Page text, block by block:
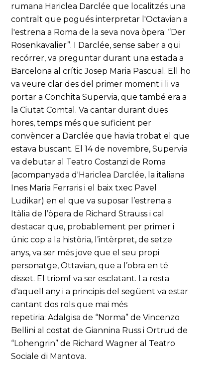
rumana Hariclea Darclée que localitzés una
contralt que pogués interpretar l'Octavian a
l'estrena a Roma de la seva nova òpera: “Der
Rosenkavalier”. I Darclée, sense saber a qui
recórrer, va preguntar durant una estada a
Barcelona al crític Josep Maria Pascual. Ell ho
va veure clar des del primer moment i li va
portar a Conchita Supervia, que també era a
la Ciutat Comtal. Va cantar durant dues
hores, temps més que suficient per
convèncer a Darclée que havia trobat el que
estava buscant. El 14 de novembre, Supervia
va debutar al Teatro Costanzi de Roma
(acompanyada d'Hariclea Darclée, la italiana
Ines Maria Ferraris i el baix txec Pavel
Ludikar) en el que va suposar l’estrena a
Itàlia de l’òpera de Richard Strauss i cal
destacar que, probablement per primer i
únic cop a la història, l’intèrpret, de setze
anys, va ser més jove que el seu propi
personatge, Ottavian, que a l’obra en té
disset. El triomf va ser esclatant. La resta
d'aquell any i a principis del següent va estar
cantant dos rols que mai més
repetiria: Adalgisa de “Norma” de Vincenzo
Bellini al costat de Giannina Russ i Ortrud de
“Lohengrin” de Richard Wagner al Teatro
Sociale di Mantova.